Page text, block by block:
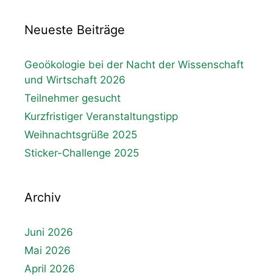
Neueste Beiträge
Geoökologie bei der Nacht der Wissenschaft
und Wirtschaft 2026
Teilnehmer gesucht
Kurzfristiger Veranstaltungstipp
Weihnachtsgrüße 2025
Sticker-Challenge 2025
Archiv
Juni 2026
Mai 2026
April 2026